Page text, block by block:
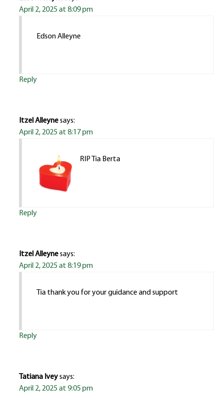
April 2, 2025 at 8:09 pm
Edson Alleyne
Reply
Itzel Alleynesays:
April 2, 2025 at 8:17 pm
RIP Tia Berta
Reply
Itzel Alleynesays:
April 2, 2025 at 8:19 pm
Tia thank you for your guidance and support
Reply
Tatiana Iveysays:
April 2, 2025 at 9:05 pm